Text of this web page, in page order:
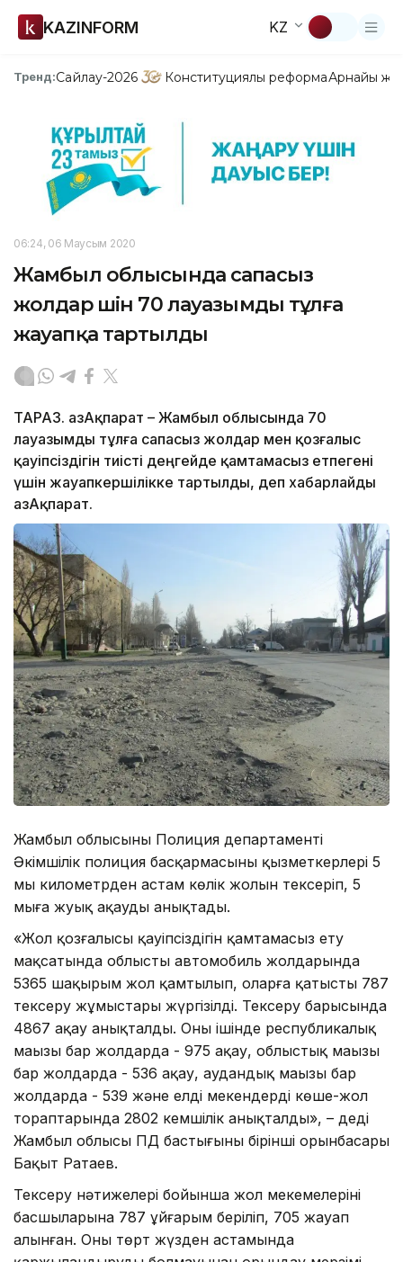
KAZINFORM KZ
Тренд:Сайлау-2026 Конституциялық реформаАрнайы
06:24, 06 Маусым 2020
Жамбыл облысында сапасыз
жолдар үшін 70 лауазымды тұлға
жауапқа тартылды
ТАРАЗ. ҚазАқпарат – Жамбыл облысында 70
лауазымды тұлға сапасыз жолдар мен қозғалыс
қауіпсіздігін тиісті деңгейде қамтамасыз етпегені
үшін жауапкершілікке тартылды, деп хабарлайды
ҚазАқпарат.
Жамбыл облысының Полиция департаменті
Әкімшілік полиция басқармасының қызметкерлері 5
мың километрден астам көлік жолын тексеріп, 5
мыңға жуық ақауды анықтады.
«Жол қозғалысы қауіпсіздігін қамтамасыз ету
мақсатында облыстың автомобиль жолдарында
5365 шақырым жол қамтылып, оларға қатысты 787
тексеру жұмыстары жүргізілді. Тексеру барысында
4867 ақау анықталды. Оның ішінде республикалық
маңызы бар жолдарда - 975 ақау, облыстық маңызы
бар жолдарда - 536 ақау, аудандық маңызы бар
жолдарда - 539 және елді мекендердің көше-жол
тораптарында 2802 кемшілік анықталды», – деді
Жамбыл облысы ПД бастығының бірінші орынбасары
Бақыт Ратаев.
Тексеру нәтижелері бойынша жол мекемелерінің
басшыларына 787 ұйғарым беріліп, 705 жауап
алынған. Оның төрт жүзден астамында